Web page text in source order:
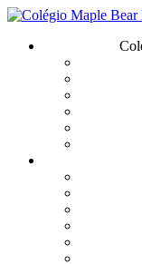
Saltar
Menu